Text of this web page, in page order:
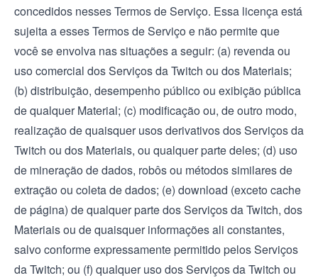
concedidos nesses Termos de Serviço. Essa licença está
sujeita a esses Termos de Serviço e não permite que
você se envolva nas situações a seguir: (a) revenda ou
uso comercial dos Serviços da Twitch ou dos Materiais;
(b) distribuição, desempenho público ou exibição pública
de qualquer Material; (c) modificação ou, de outro modo,
realização de quaisquer usos derivativos dos Serviços da
Twitch ou dos Materiais, ou qualquer parte deles; (d) uso
de mineração de dados, robôs ou métodos similares de
extração ou coleta de dados; (e) download (exceto cache
de página) de qualquer parte dos Serviços da Twitch, dos
Materiais ou de quaisquer informações ali constantes,
salvo conforme expressamente permitido pelos Serviços
da Twitch; ou (f) qualquer uso dos Serviços da Twitch ou